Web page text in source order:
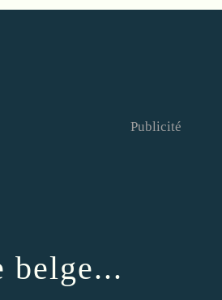
Publicité
belge...